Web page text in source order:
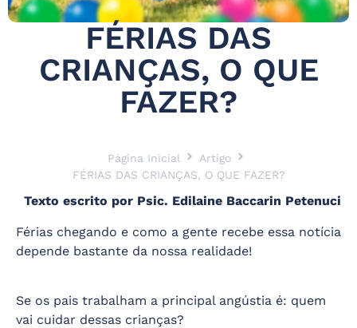
FÉRIAS DAS
CRIANÇAS, O QUE
FAZER?
Página Inicial
Artigo
FÉRIAS DAS CRIANÇAS, O QUE FAZER?
Texto escrito por Psic. Edilaine Baccarin Petenuci
Férias chegando e como a gente recebe essa notícia
depende bastante da nossa realidade!
Se os pais trabalham a principal angústia é: quem
vai cuidar dessas crianças?